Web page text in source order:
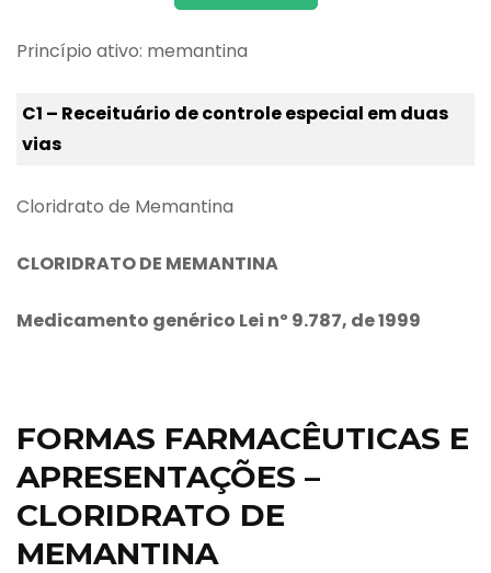
Princípio ativo: memantina
C1 – Receituário de controle especial em duas
vias
Cloridrato de Memantina
CLORIDRATO DE MEMANTINA
Medicamento genérico Lei nº 9.787, de 1999
FORMAS FARMACÊUTICAS E
APRESENTAÇÕES –
CLORIDRATO DE
MEMANTINA